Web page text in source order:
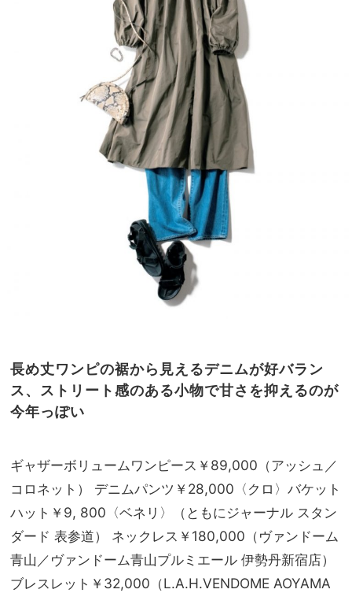
長め丈ワンピの裾から見えるデニムが好バラン
ス、ストリート感のある小物で甘さを抑えるのが
今年っぽい
ギャザーボリュームワンピース￥89,000（アッシュ／
コロネット） デニムパンツ￥28,000〈クロ〉バケット
ハット￥9, 800〈ベネリ〉（ともにジャーナル スタン
ダード 表参道） ネックレス￥180,000（ヴァンドーム
青山／ヴァンドーム青山プルミエール 伊勢丹新宿店）
ブレスレット￥32,000（L.A.H.VENDOME AOYAMA